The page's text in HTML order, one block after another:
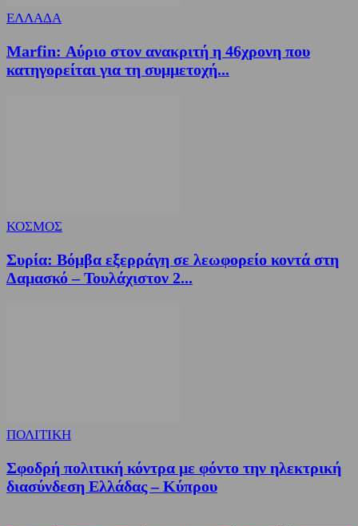
ΕΛΛΑΔΑ
Marfin: Αύριο στον ανακριτή η 46χρονη που
κατηγορείται για τη συμμετοχή...
ΚΟΣΜΟΣ
Συρία: Βόμβα εξερράγη σε λεωφορείο κοντά στη
Δαμασκό – Τουλάχιστον 2...
ΠΟΛΙΤΙΚΗ
Σφοδρή πολιτική κόντρα με φόντο την ηλεκτρική
διασύνδεση Ελλάδας – Κύπρου